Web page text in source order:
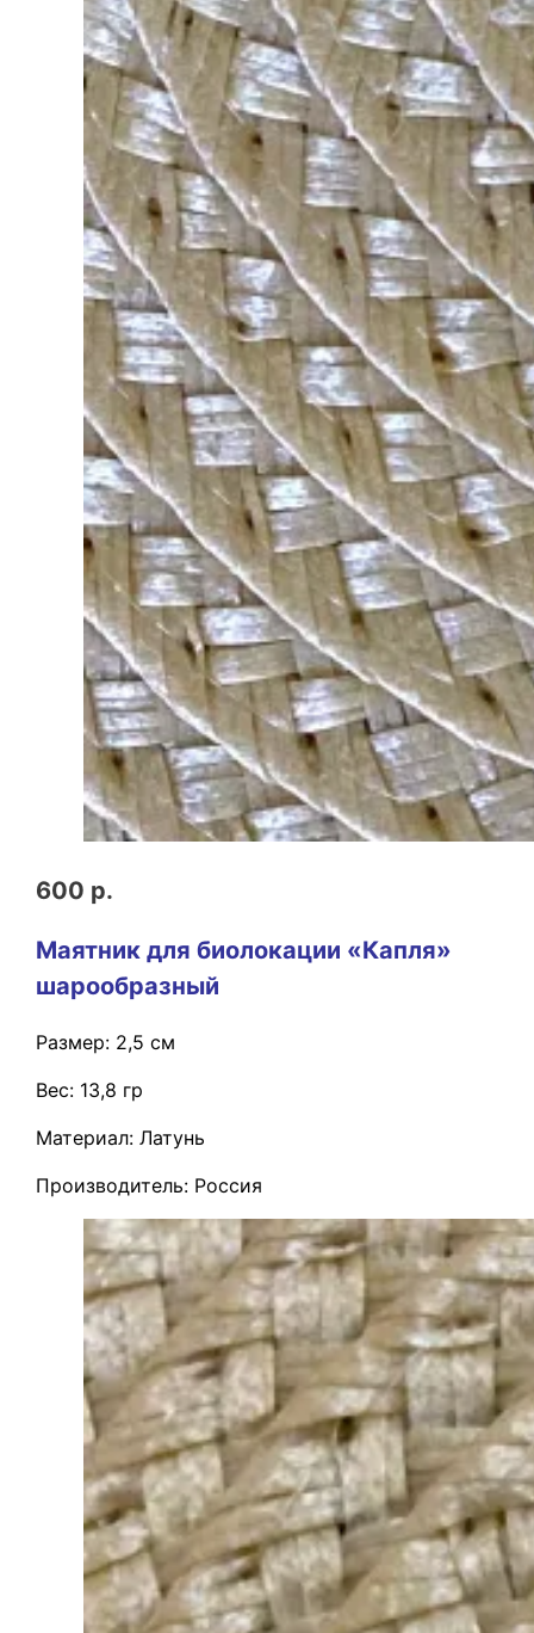
600 р.
Маятник для биолокации «Капля»
шарообразный
Размер: 2,5 см
Вес: 13,8 гр
Материал: Латунь
Производитель: Россия